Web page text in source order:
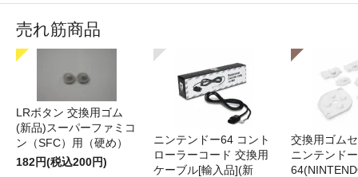
売れ筋商品
LRボタン 交換用ゴム
(新品)スーパーファミコ
ン（SFC）用（硬め）
182円(税込200円)
ニンテンドー64 コント
ローラーコード 交換用
ケーブル[輸入品](新
交換用ゴム
ニンテンドー